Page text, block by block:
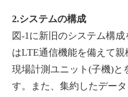
2.システムの構成
図-1に新旧のシステム構
はLTE通信機能を備えて
現場計測ユニット(子機)と
す。また、集約したデー